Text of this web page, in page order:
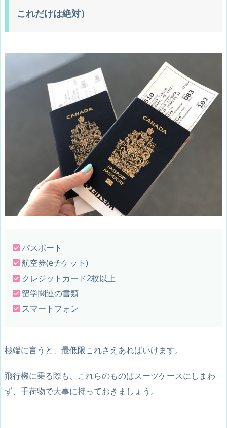
これだけは絶対）
パスポート
航空券(eチケット)
クレジットカード2枚以上
留学関連の書類
スマートフォン
極端に言うと、最低限これさえあればいけます。
飛行機に乗る際も、これらのものはスーツケースにしまわ
ず、手荷物で大事に持っておきましょう。